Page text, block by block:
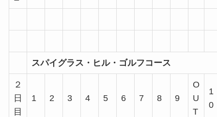
スパイグラス・ヒル・ゴルフコース
２
日
目
1 2 3 4 5 6 7 8 9
O
U
T
1
0